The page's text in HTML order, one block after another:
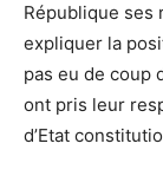
République ses
expliquer la
pas eu de coup
ont pris leur
d’Etat